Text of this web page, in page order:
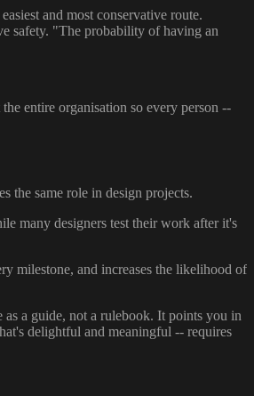
and most conservative route.
safety. "The probability of having an
entire organisation so every person --
the same role in design projects.
many designers test their work after it's
milestone, and increases the likelihood of
as a guide, not a rulebook. It points you in
delightful and meaningful -- requires